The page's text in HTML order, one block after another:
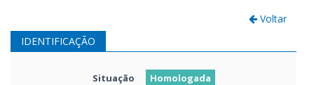
Voltar
IDENTIFICAÇÃO
Situação
Homologada